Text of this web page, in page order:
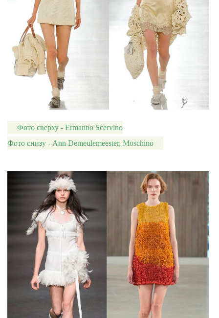
Фото сверху - Ermanno Scervino
Фото снизу - Ann Demeulemeester, Moschino